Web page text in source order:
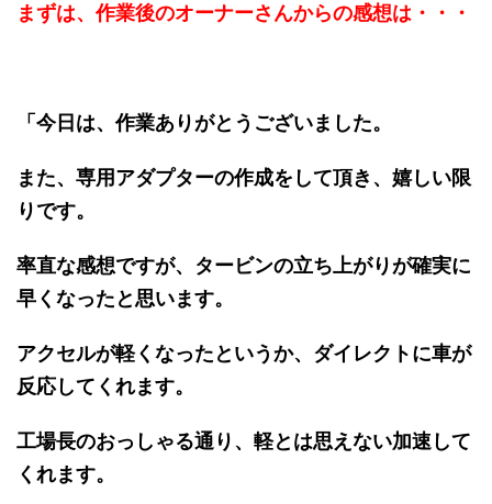
まずは、作業後のオーナーさんからの感想は・・・
「今日は、作業ありがとうございました。
また、専用アダプターの作成をして頂き、嬉しい限
りです。
率直な感想ですが、タービンの立ち上がりが確実に
早くなったと思います。
アクセルが軽くなったというか、ダイレクトに車が
反応してくれます。
工場長のおっしゃる通り、軽とは思えない加速して
くれます。